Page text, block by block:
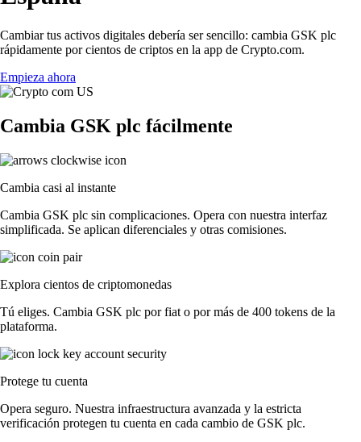
Cambiar tus activos digitales debería ser sencillo: cambia GSK plc
rápidamente por cientos de criptos en la app de Crypto.com.
Empieza ahora
Cambia GSK plc fácilmente
Cambia casi al instante
Cambia GSK plc sin complicaciones. Opera con nuestra interfaz
simplificada. Se aplican diferenciales y otras comisiones.
Explora cientos de criptomonedas
Tú eliges. Cambia GSK plc por fiat o por más de 400 tokens de la
plataforma.
Protege tu cuenta
Opera seguro. Nuestra infraestructura avanzada y la estricta
verificación protegen tu cuenta en cada cambio de GSK plc.